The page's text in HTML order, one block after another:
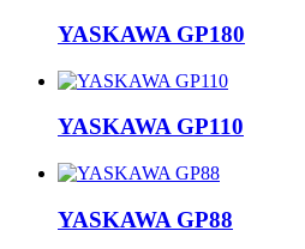
YASKAWA GP180
YASKAWA GP110
YASKAWA GP88